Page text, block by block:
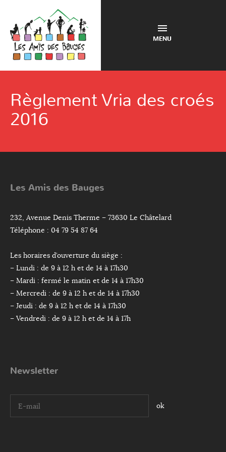
MENU
Règlement Vria des croés
2016
Les Amis des Bauges
232, Avenue Denis Therme – 73630 Le Châtelard
Téléphone : 04 79 54 87 64
Les horaires d’ouverture du siège :
– Lundi : de 9 à 12 h et de 14 à 17h30
– Mardi : fermé le matin et de 14 à 17h30
– Mercredi : de 9 à 12 h et de 14 à 17h30
– Jeudi : de 9 à 12 h et de 14 à 17h30
– Vendredi : de 9 à 12 h et de 14 à 17h
Newsletter
I agree terms and conditions.*